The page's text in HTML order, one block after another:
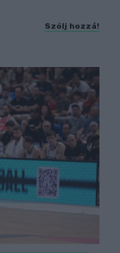
Szólj hozzá!